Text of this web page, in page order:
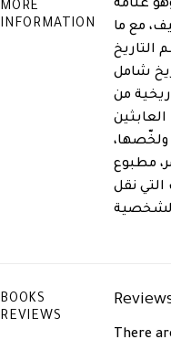
MORE
INFORMATION
علّامة
مع ما
شامل
من
ولخّصها،
مطبوع
نقل
BOOKS
REVIEWS
There